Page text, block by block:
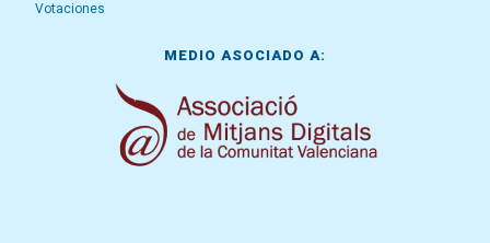
Votaciones
MEDIO ASOCIADO A: